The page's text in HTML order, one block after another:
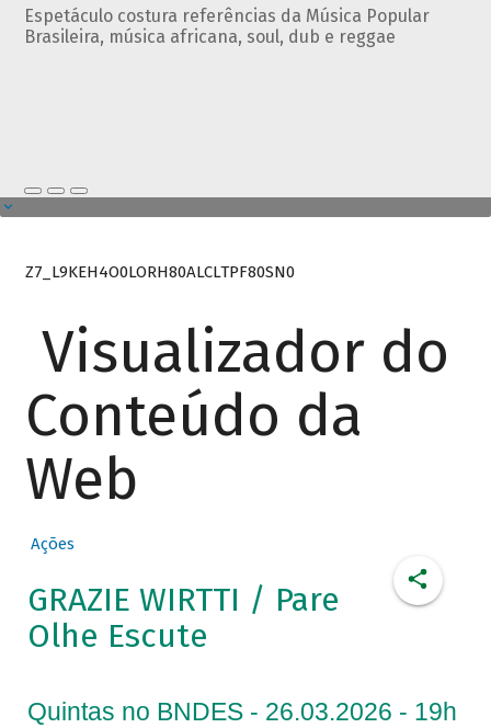
Espetáculo costura referências da Música Popular
Brasileira, música africana, soul, dub e reggae
Z7_L9KEH4O0LORH80ALCLTPF80SN0
Visualizador do
Conteúdo da
Web
Ações
GRAZIE WIRTTI / Pare
Olhe Escute
Quintas no BNDES - 26.03.2026 - 19h